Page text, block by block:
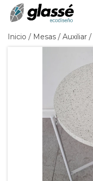
Inicio / Mesas / Auxiliar /